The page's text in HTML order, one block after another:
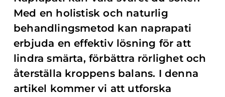
Med en holistisk och naturlig
behandlingsmetod kan naprapati
erbjuda en effektiv lösning för att
lindra smärta, förbättra rörlighet och
återställa kroppens balans. I denna
artikel kommer vi att utforska